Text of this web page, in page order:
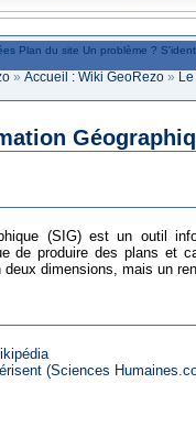
Plan du site Un problème ?
»Accueil : Wiki GeoRezo »
(SIG) est un outil
de produire des plans et
dimensions, mais un
(Sciences